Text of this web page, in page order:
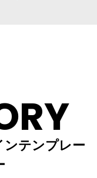
ンテンプレー